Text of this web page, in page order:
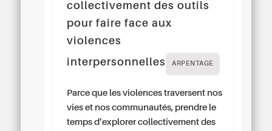
collectivement des outils
pour faire face aux
violences
interpersonnelles
ARPENTAGE
Parce que les violences traversent nos
vies et nos communautés, prendre le
temps d’explorer collectivement des